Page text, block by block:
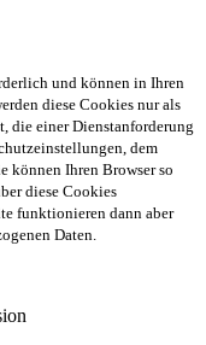
und können in Ihren
diese Cookies nur als
die einer Dienstanforderung
dem
können Ihren Browser so
diese Cookies
funktionieren dann aber
Daten.